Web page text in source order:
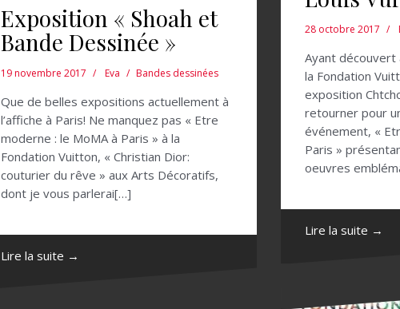
Exposition « Shoah et
Bande Dessinée »
19 novembre 2017 Eva Bandes dessinées
Que de belles expositions actuellement à
l’affiche à Paris! Ne manquez pas « Etre
moderne : le MoMA à Paris » à la
Fondation Vuitton, « Christian Dior:
couturier du rêve » aux Arts Décoratifs,
dont je vous parlerai[…]
Lire la suite →
28 octobre 2017
Ayant découvert
la Fondation
exposition
retourner pour
événement, «
Paris »
oeuvres
Lire la suite →